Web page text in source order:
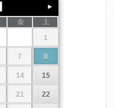
金
土
1
7 8
14 15
21 22